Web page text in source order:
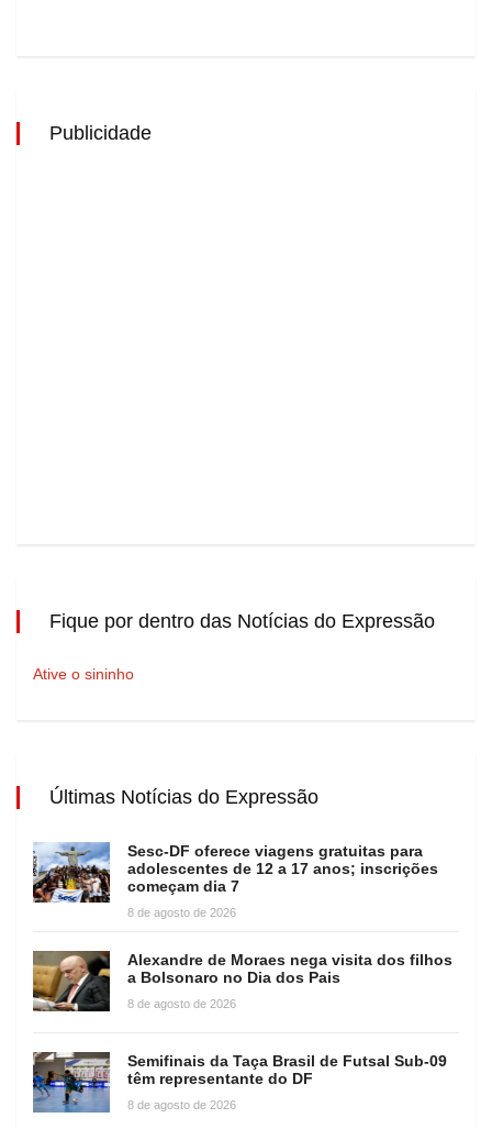
Publicidade
Fique por dentro das Notícias do Expressão
Ative o sininho
Últimas Notícias do Expressão
Sesc-DF oferece viagens gratuitas para
adolescentes de 12 a 17 anos; inscrições
começam dia 7
8 de agosto de 2026
Alexandre de Moraes nega visita dos filhos
a Bolsonaro no Dia dos Pais
8 de agosto de 2026
Semifinais da Taça Brasil de Futsal Sub-09
têm representante do DF
8 de agosto de 2026